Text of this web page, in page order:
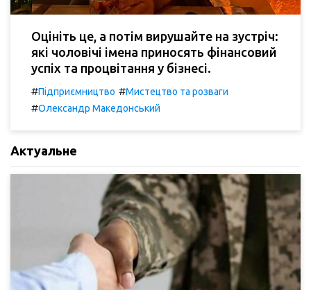
Оцініть це, а потім вирушайте на зустріч:
які чоловічі імена приносять фінансовий
успіх та процвітання у бізнесі.
#Підприємництво #Мистецтво та розваги
#Олександр Македонський
Актуальне